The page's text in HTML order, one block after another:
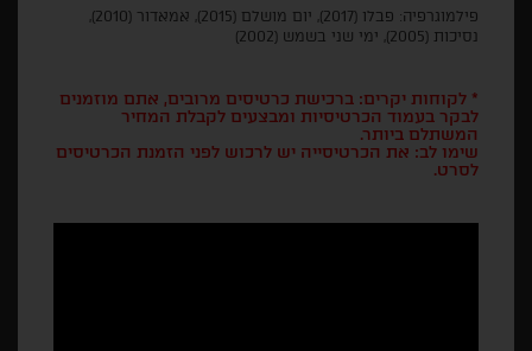
פילמוגרפיה: פבלו (2017), יום מושלם (2015), אמאדור (2010),
נסיכות (2005), ימי שני בשמש (2002)
* לקוחות יקרים: ברכישת כרטיסים מרובים, אתם מוזמנים
לבקר בעמוד הכרטיסיות ומבצעים לקבלת המחיר
המשתלם ביותר.
שימו לב: את הכרטיסייה יש לרכוש לפני הזמנת הכרטיסים
לסרט.